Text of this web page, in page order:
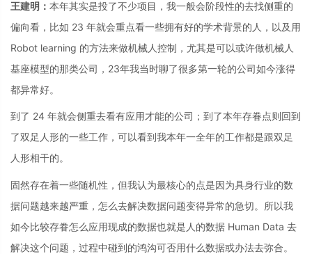
王建明： 本年其实是投了不少项目，我一般会阶段性的去找侧重的
偏向看，比如 23 年就会重点看一些拥有好的学术背景的人，以及用
Robot learning 的方法来做机械人控制，尤其是可以或许做机械人
基座模型的那类公司，23年我当时聊了很多第一轮的公司如今涨得
都异常好。
到了 24 年就会侧重去看有应用才能的公司；到了本年存眷点则回到
了双足人形的一些工作，可以看到我本年一全年的工作都是跟双足
人形相干的。
固然存在着一些随机性，但我认为最核心的点是因为具身行业的数
据问题越来越严重，怎么去解决数据问题变得异常的急切。所以我
如今比较存眷怎么应用现成的数据也就是人的数据 Human Data 去
解决这个问题，过程中碰到的鸿沟可否用什么数据或办法去弥合。